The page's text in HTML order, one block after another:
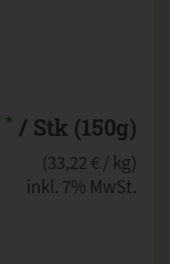
* / Stk (150g)
(33,22 € / kg)
inkl. 7% MwSt.